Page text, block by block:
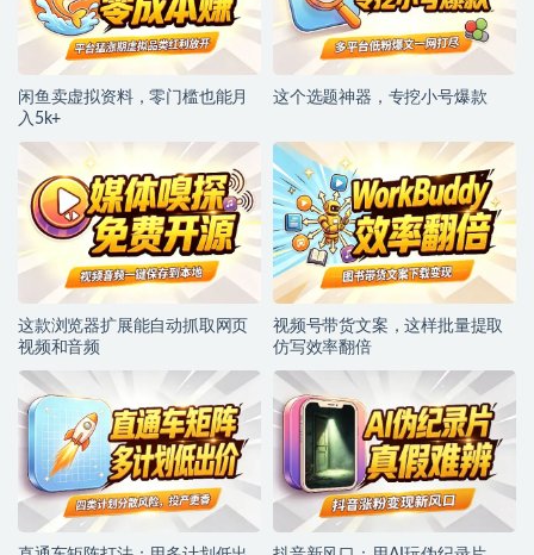
闲鱼卖虚拟资料，零门槛也能月
入5k+
这个选题神器，专挖小号爆款
这款浏览器扩展能自动抓取网页
视频和音频
视频号带货文案，这样批量提取
仿写效率翻倍